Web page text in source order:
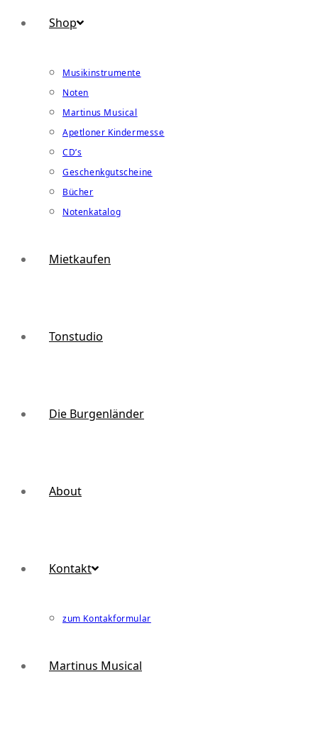
Shop
Musikinstrumente
Noten
Martinus Musical
Apetloner Kindermesse
CD’s
Geschenkgutscheine
Bücher
Notenkatalog
Mietkaufen
Tonstudio
Die Burgenländer
About
Kontakt
zum Kontakformular
Martinus Musical